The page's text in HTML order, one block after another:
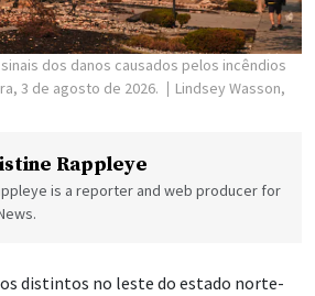
dos danos causados pelos incêndios
3 de agosto de 2026.
Lindsey Wasson,
Rappleye
is a reporter and web producer for
distintos no leste do estado norte-